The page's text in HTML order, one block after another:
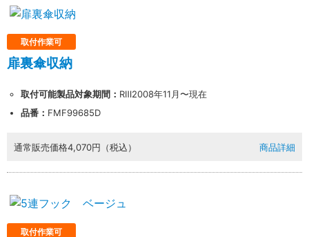
取付作業可
扉裏傘収納
取付可能製品対象期間： RⅢ2008年11月〜現在
品番： FMF99685D
通常販売価格4,070円（税込） 商品詳細
取付作業可